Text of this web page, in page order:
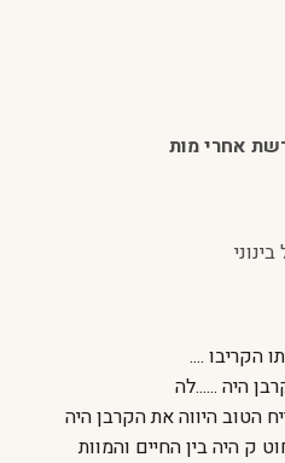
אחרי מות
הקריבו ....
היה ......לה
הטוב היווה את הקרבן היה
ק היה בין החיים והמוות